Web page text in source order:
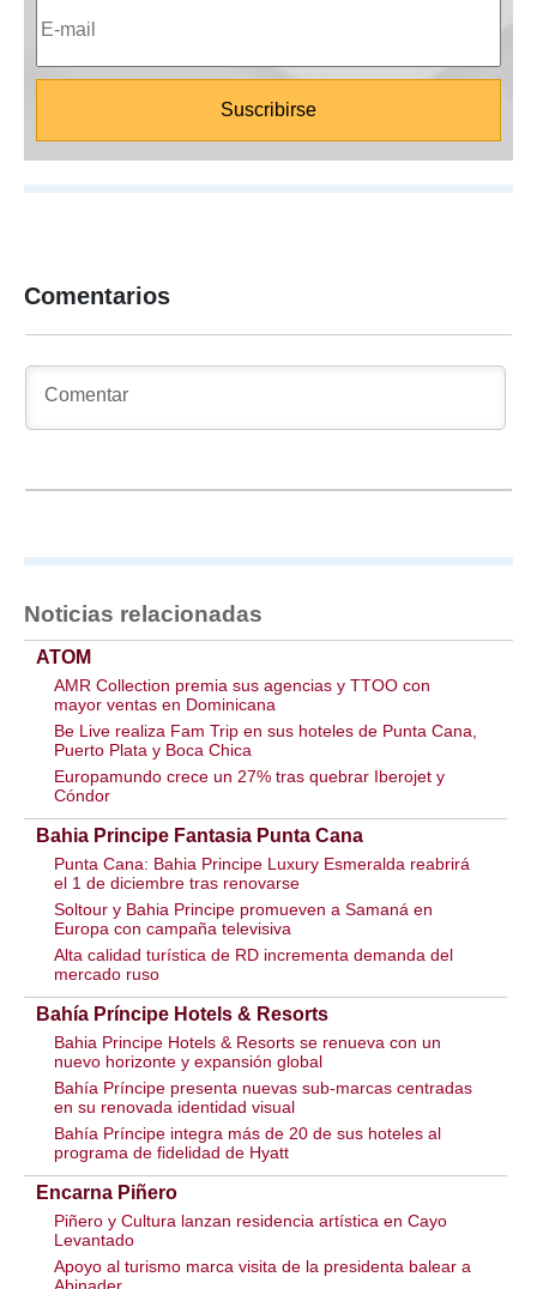
Comentarios
Noticias relacionadas
ATOM
AMR Collection premia sus agencias y TTOO con
mayor ventas en Dominicana
Be Live realiza Fam Trip en sus hoteles de Punta Cana,
Puerto Plata y Boca Chica
Europamundo crece un 27% tras quebrar Iberojet y
Cóndor
Bahia Principe Fantasia Punta Cana
Punta Cana: Bahia Principe Luxury Esmeralda reabrirá
el 1 de diciembre tras renovarse
Soltour y Bahia Principe promueven a Samaná en
Europa con campaña televisiva
Alta calidad turística de RD incrementa demanda del
mercado ruso
Bahía Príncipe Hotels & Resorts
Bahia Principe Hotels & Resorts se renueva con un
nuevo horizonte y expansión global
Bahía Príncipe presenta nuevas sub-marcas centradas
en su renovada identidad visual
Bahía Príncipe integra más de 20 de sus hoteles al
programa de fidelidad de Hyatt
Encarna Piñero
Piñero y Cultura lanzan residencia artística en Cayo
Levantado
Apoyo al turismo marca visita de la presidenta balear a
Abinader